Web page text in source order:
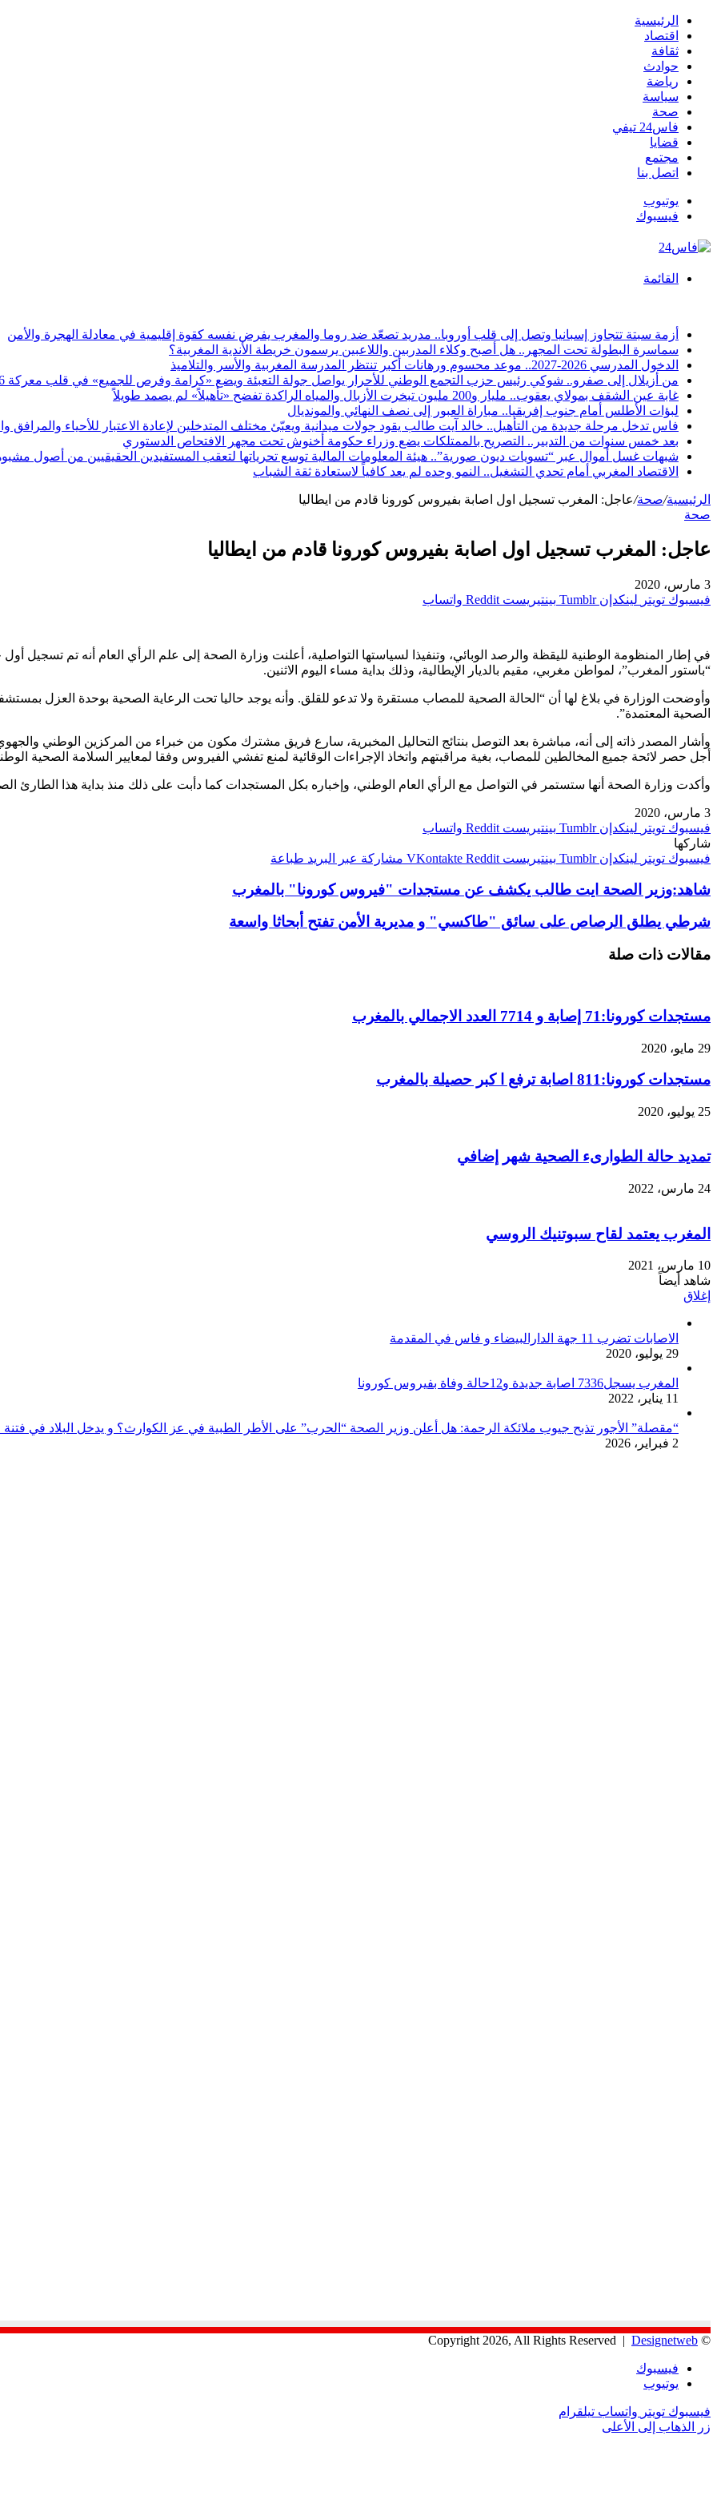
الرئيسية
اقتصاد
ثقافة
حوادث
رياضة
سياسة
صحة
فاس24 تيفي
قضايا
مجتمع
اتصل بنا
يوتيوب
فيسبوك
القائمة
أزمة سبتة تتجاوز إسبانيا وتصل إلى قلب أوروبا.. مدريد تصعّد ضد روما والمغرب يفرض نفسه كقوة إقليمية في معادلة الهجرة والأمن
سماسرة البطولة تحت المجهر.. هل أصبح وكلاء المدربين واللاعبين يرسمون خريطة الأندية المغربية؟
الدخول المدرسي 2026-2027.. موعد محسوم ورهانات أكبر تنتظر المدرسة المغربية والأسر والتلاميذ
من أزيلال إلى صفرو.. شوكي رئيس حزب التجمع الوطني للأحرار يواصل جولة التعبئة ويضع «كرامة وفرص للجميع» في قلب معركة 2026
غابة عين الشقف بمولاي يعقوب.. مليار و200 مليون تبخرت الأزبال والمياه الراكدة تفضح «تأهيلاً» لم يصمد طويلاً
لبؤات الأطلس أمام جنوب إفريقيا.. مباراة العبور إلى نصف النهائي والمونديال
فاس تدخل مرحلة جديدة من التأهيل.. خالد آيت طالب يقود جولات ميدانية ويعبّئ مختلف المتدخلين لإعادة الاعتبار للأحياء والمرافق
بعد خمس سنوات من التدبير.. التصريح بالممتلكات يضع وزراء حكومة أخنوش تحت مجهر الافتحاص الدستوري
شبهات غسل أموال عبر “تسويات ديون صورية”.. هيئة المعلومات المالية توسع تحرياتها لتعقب المستفيدين الحقيقيين من أصول
الاقتصاد المغربي أمام تحدي التشغيل.. النمو وحده لم يعد كافياً لاستعادة ثقة الشباب
الرئيسية/صحة/عاجل: المغرب تسجيل اول اصابة بفيروس كورونا قادم من ايطاليا
صحة
عاجل: المغرب تسجيل اول اصابة بفيروس كورونا قادم من ايطاليا
3 مارس، 2020
فيسبوك تويتر لينكدإن بينتيريست واتساب
في إطار المنظومة الوطنية لليقظة والرصد الوبائي، وتنفيذا لسياستها التواصلية، أعلنت وزارة الصحة إلى علم الرأي العام أنه تم تسجيل
“باستور المغرب”، لمواطن مغربي، مقيم بالديار الإيطالية، وذلك بداية مساء اليوم الاثنين.
وأوضحت الوزارة في بلاغ لها أن “الحالة الصحية للمصاب مستقرة ولا تدعو للقلق. وأنه يوجد حاليا تحت الرعاية الصحية بوحدة العزل
الصحية المعتمدة”.
وأشار المصدر ذاته إلى أنه، مباشرة بعد التوصل بنتائج التحاليل المخبرية، سارع فريق مشترك مكون من خبراء من المركزين الوطني
أجل حصر لائحة جميع المخالطين للمصاب، بغية مراقبتهم واتخاذ الإجراءات الوقائية لمنع تفشي الفيروس وفقا لمعايير السلامة الصحية
وأكدت وزارة الصحة أنها ستستمر في التواصل مع الرأي العام الوطني، وإخباره بكل المستجدات كما دأبت على ذلك منذ بداية هذا الطارئ
3 مارس، 2020
فيسبوك تويتر لينكدإن بينتيريست
واتساب
شاركها
فيسبوك تويتر لينكدإن بينتيريست مشاركة عبر البريد طباعة
شاهد:وزير الصحة ايت طالب يكشف عن مستجدات "فيروس كورونا" بالمغرب
شرطي يطلق الرصاص على سائق "طاكسي" و مديرية الأمن تفتح أبحاثا واسعة
مقالات ذات صلة
مستجدات كورونا:71 إصابة و 7714 العدد الاجمالي بالمغرب
29 مايو، 2020
مستجدات كورونا:811 اصابة ترفع ا كبر حصيلة بالمغرب
25 يوليو، 2020
تمديد حالة الطوارىء الصحية شهر إضافي
24 مارس، 2022
المغرب يعتمد لقاح سبوتنيك الروسي
10 مارس، 2021
شاهد أيضاً
إغلاق
الاصابات تضرب 11 جهة الدارالبيضاء و فاس في المقدمة
29 يوليو، 2020
المغرب يسجل7336 اصابة جديدة و12حالة وفاة بفيروس كورونا
11 يناير، 2022
“مقصلة” الأجور تذبح جيوب ملائكة الرحمة: هل أعلن وزير الصحة “الحرب” على الأطر الطبية في عز الكوارث؟ و يدخل البلاد في فتنة
2 فبراير، 2026
© Copyright 2026, All Rights Reserved |
Designetweb
فيسبوك
يوتيوب
فيسبوك تويتر واتساب تيلقرام
زر الذهاب إلى الأعلى